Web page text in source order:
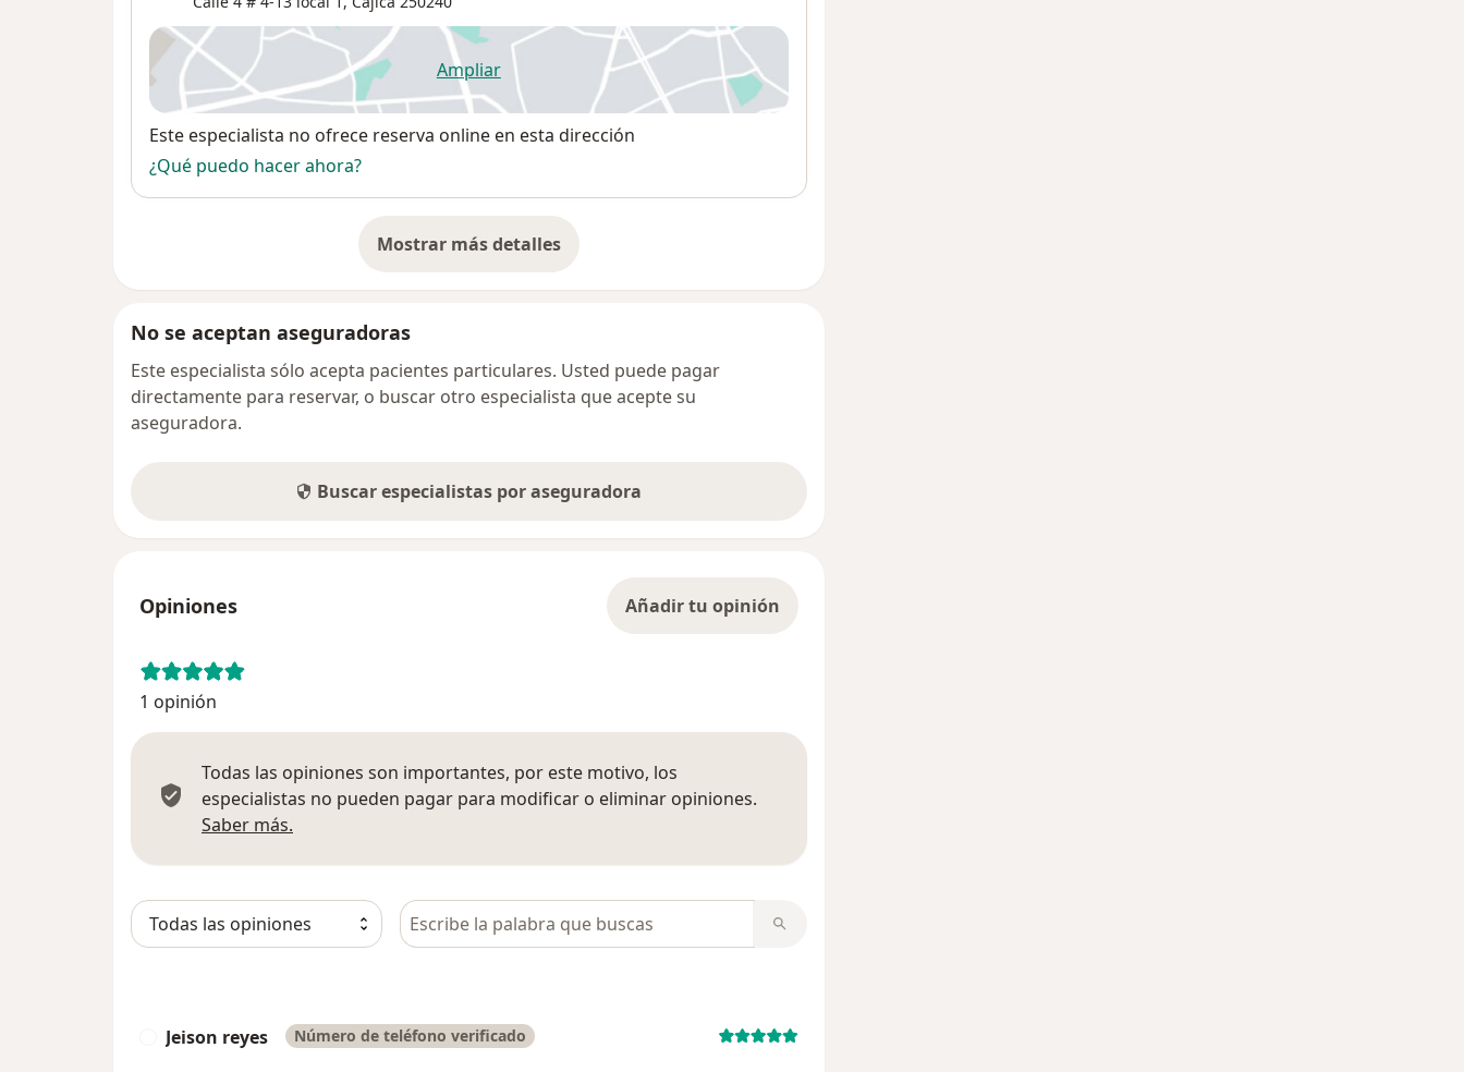
Ampliarse abre en una nueva pestaña
Disponibilidad
Este especialista no ofrece reserva online en esta dirección
¿Qué puedo hacer ahora?
Mostrar más detalles
sobre la dirección
No se aceptan aseguradoras
Este especialista sólo acepta pacientes particulares. Usted puede pagar
directamente para reservar, o buscar otro especialista que acepte su
aseguradora.
Buscar especialistas por aseguradora
Opiniones Añadir tu opinión
1 opinión
Todas las opiniones son importantes, por este motivo, los
especialistas no pueden pagar para modificar o eliminar opiniones.
Saber más.
Busca en opiniones
Jeison reyes Número de teléfono verificado